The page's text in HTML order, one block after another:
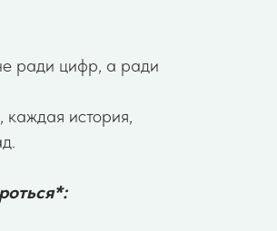
ради цифр, а ради
каждая история,